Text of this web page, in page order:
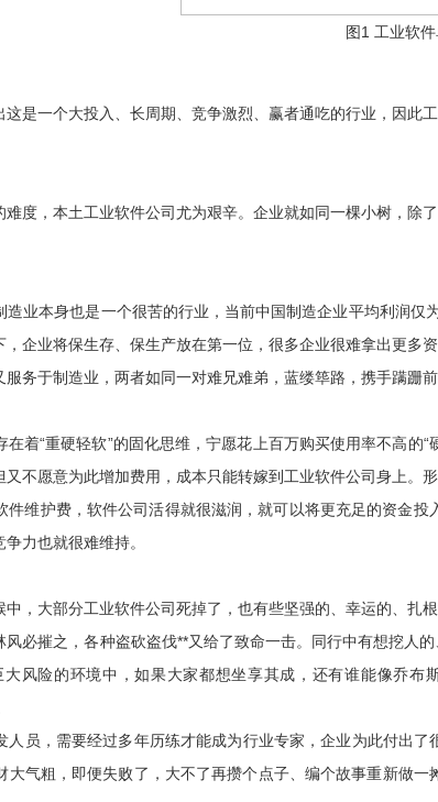
图1 工业软
是一个大投入、长周期、竞争激烈、赢者通吃的行业，因此工
度，本土工业软件公司尤为艰辛。企业就如同一棵小树，除
业本身也是一个很苦的行业，当前中国制造企业平均利润
企业将保生存、保生产放在第一位，很多企业很难拿出更多
务于制造业，两者如同一对难兄难弟，蓝缕筚路，携手蹒跚前
着“重硬轻软”的固化思维，宁愿花上百万购买使用率不高
不愿意为此增加费用，成本只能转嫁到工业软件公司身上。
维护费，软件公司活得就很滋润，就可以将更充足的资金
力也就很难维持。
，大部分工业软件公司死掉了，也有些坚强的、幸运的、扎根
必摧之，各种盗砍盗伐**又给了致命一击。同行中有想挖
风险的环境中，如果大家都想坐享其成，还有谁能像乔
人员，需要经过多年历练才能成为行业专家，企业为此付出
气粗，即便失败了，大不了再攒个点子、编个故事重新做